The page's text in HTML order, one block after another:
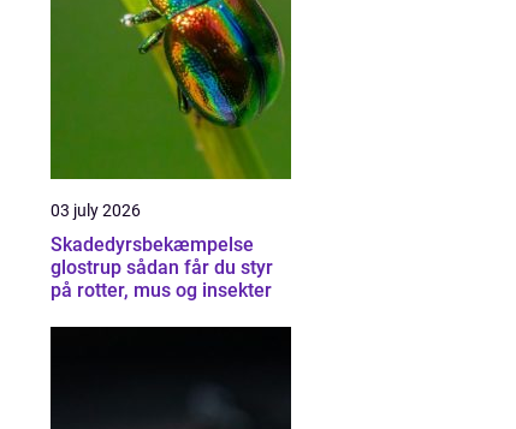
03 july 2026
Skadedyrsbekæmpelse
glostrup sådan får du styr
på rotter, mus og insekter